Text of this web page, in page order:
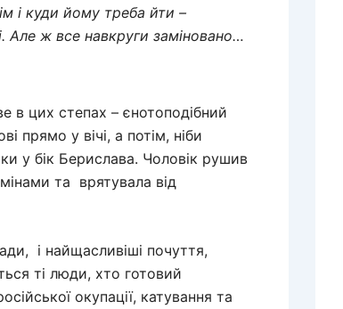
і куди йому треба йти –
Але ж все навкруги заміновано…
цих степах – єнотоподібний
прямо у вічі, а потім, ніби
у бік Берислава. Чоловік рушив
та врятувала від
і найщасливіші почуття,
ті люди, хто готовий
окупації, катування та